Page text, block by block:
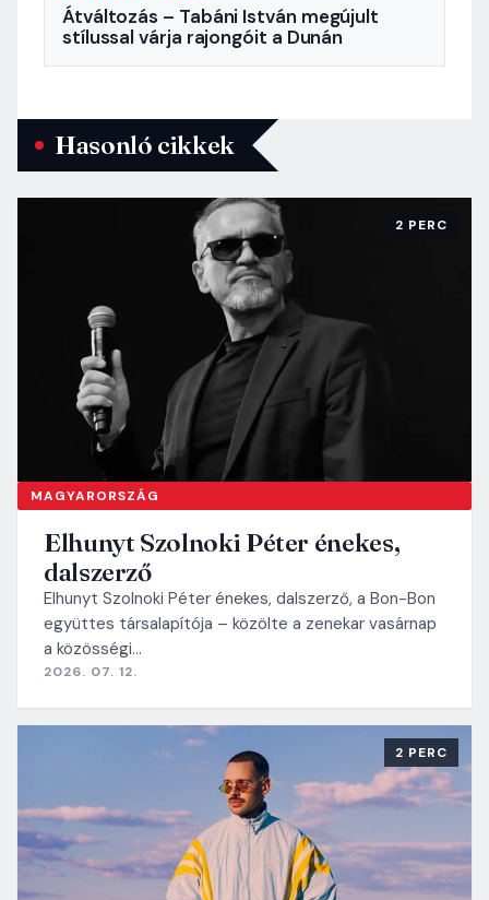
Átváltozás – Tabáni István megújult
stílussal várja rajongóit a Dunán
Hasonló cikkek
MAGYARORSZÁG
2 PERC
Elhunyt Szolnoki Péter énekes,
dalszerző
Elhunyt Szolnoki Péter énekes, dalszerző, a Bon-Bon
együttes társalapítója – közölte a zenekar vasárnap
a közösségi…
2026. 07. 12.
2 PERC